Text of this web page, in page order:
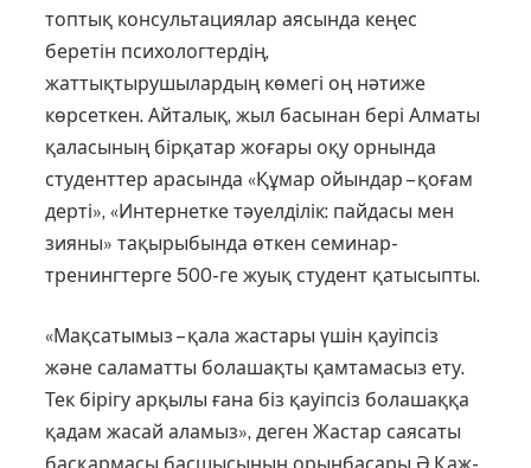
топтық консультациялар аясында кеңес
беретін психологтердің,
жаттықтырушылардың көмегі оң нәтиже
көрсеткен. Айталық, жыл басынан бері Алматы
қаласының бірқатар жоғары оқу орнында
студенттер арасында «Құмар ойын­дар – қоғам
дерті», «Интернетке тәуелділік: пайдасы мен
зияны» тақырыбында өткен семинар-
тренингтерге 500-ге жуық студент қатысыпты.
«Мақсатымыз – қала жастары үшін қауіпсіз
және саламатты болашақты қамтамасыз ету.
Тек бірігу арқылы ғана біз қауіпсіз болашаққа
қадам жасай аламыз», деген Жастар саясаты